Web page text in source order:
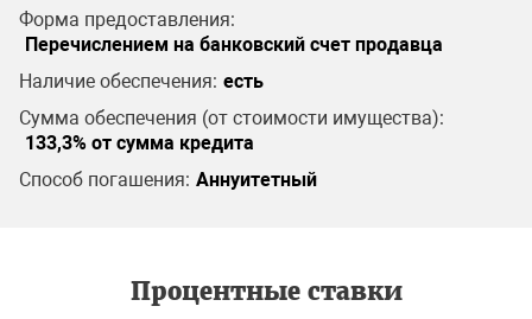
Форма предоставления:
Перечислением на банковский счет продавца
Наличие обеспечения: есть
Сумма обеспечения (от стоимости имущества):
133,3% от сумма кредита
Способ погашения: Аннуитетный
Процентные ставки